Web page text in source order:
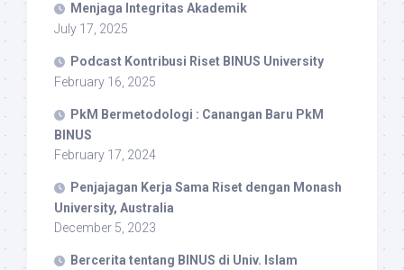
Menjaga Integritas Akademik
July 17, 2025
Podcast Kontribusi Riset BINUS University
February 16, 2025
PkM Bermetodologi : Canangan Baru PkM
BINUS
February 17, 2024
Penjajagan Kerja Sama Riset dengan Monash
University, Australia
December 5, 2023
Bercerita tentang BINUS di Univ. Islam